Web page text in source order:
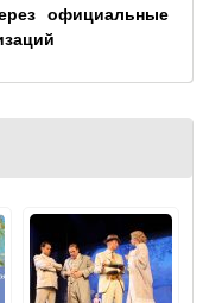
официальные